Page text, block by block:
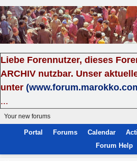
Liebe Forennutzer, dieses
ARCHIV nutzbar. Unser
unter
...
Your new forums
Portal Forums Calendar
Forum Help